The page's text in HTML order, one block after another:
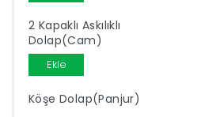
2 Kapaklı Askılıklı
Dolap(Cam)
Ekle
Köşe Dolap(Panjur)